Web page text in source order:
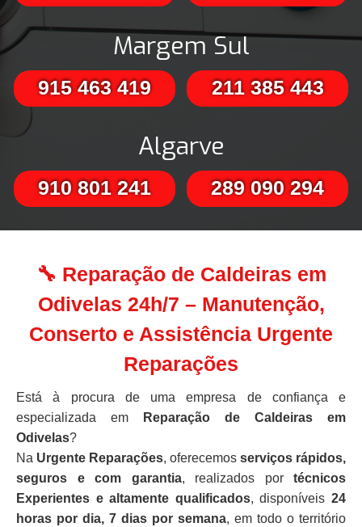
Margem Sul
915 463 419 211 385 443
Algarve
910 801 241 289 090 294
🔧 Reparação de Caldeiras em
Odivelas 24h/7 – Manutenção,
Conserto e Assistência Urgente
Reparações
Está à procura de uma empresa de confiança e
especializada em
Reparação de Caldeiras em
Odivelas?
Na Urgente Reparações, oferecemos serviços rápidos,
seguros e com garantia, realizados por técnicos
Experientes e altamente qualificados, disponíveis24
horas por dia, 7 dias por semana, em todo o território